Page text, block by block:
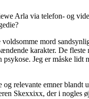
Arla via telefon- og
mord
karakter. De
Jeg er måske
relevante emner
Skexxixx, der i nogles